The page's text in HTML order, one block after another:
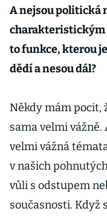
A nejsou politická
charakteristickým
to funkce, kterou
dědí a nesou dál?
Někdy mám pocit,
sama velmi
velmi vážná
v našich
vůli s odstupem
současnosti. Když